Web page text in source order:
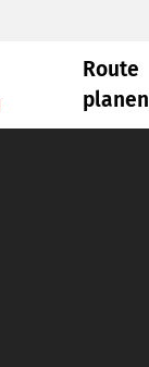
Route
planen